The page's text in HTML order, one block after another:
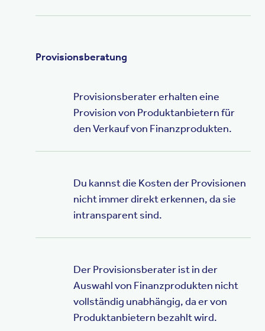
Provisionsberatung
Provisionsberater erhalten eine
Provision von Produktanbietern für
den Verkauf von Finanzprodukten.
Du kannst die Kosten der Provisionen
nicht immer direkt erkennen, da sie
intransparent sind.
Der Provisionsberater ist in der
Auswahl von Finanzprodukten nicht
vollständig unabhängig, da er von
Produktanbietern bezahlt wird.